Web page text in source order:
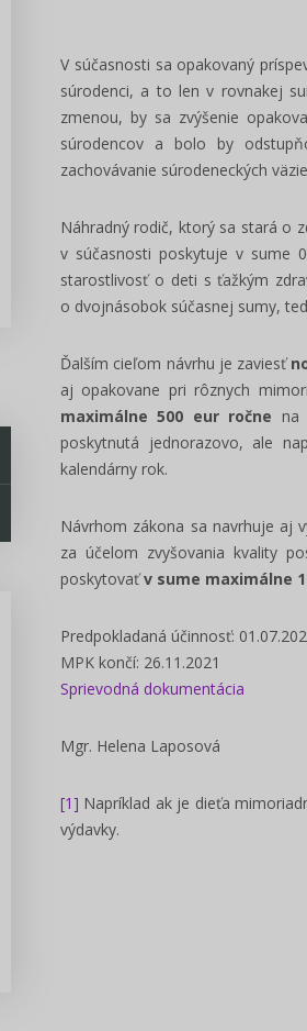
kandidátov na funkciu
predsedu VÚC v komunálnych...
V súčasnosti sa opakovaný
súrodenci, a to len v rovnakej
zmenou, by sa zvýšenie
súrodencov a bolo by
zachovávanie súrodeneckých
Náhradný rodič, ktorý sa stará o
v súčasnosti poskytuje v sume
starostlivosť o deti s ťažkým
o dvojnásobok súčasnej sumy,
Ďalším cieľom návrhu je zaviesť
aj opakovane pri rôznych
maximálne 500 eur ročne na
poskytnutá jednorazovo, ale
kalendárny rok.
Návrhom zákona sa navrhuje aj
za účelom zvyšovania kvality
poskytovaťv sume maximálne
Predpokladaná účinnosť:
MPK končí: 26.11.2021
Sprievodná dokumentácia
Mgr. Helena Laposová
[1] Napríklad ak je dieťa
výdavky.